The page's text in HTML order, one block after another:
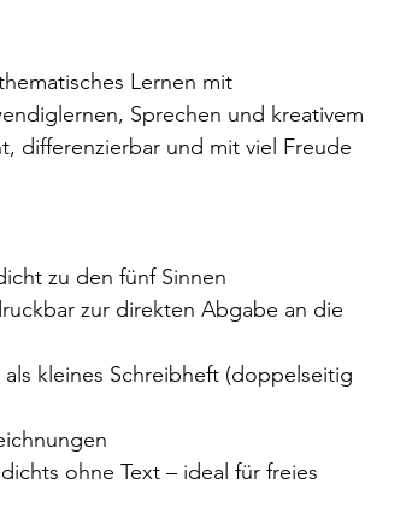
Lernen mit
Sprechen und kreativem
differenzierbar und mit viel Freude
zu den fünf Sinnen
zur direkten Abgabe an die
kleines Schreibheft (doppelseitig
ohne Text – ideal für freies